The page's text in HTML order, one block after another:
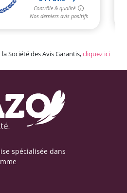
Société des Avis Garantis,cliquez ici
spécialisée dans